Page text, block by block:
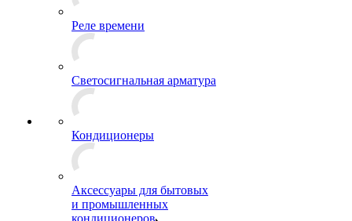
Реле времени
Светосигнальная арматура
Кондиционеры
Аксессуары для бытовых
и промышленных
кондиционеров